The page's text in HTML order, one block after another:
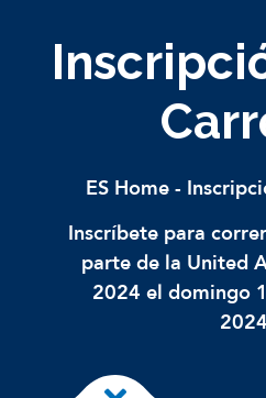
ES Home -
Inscríbete para
parte de la United
2024 el domingo